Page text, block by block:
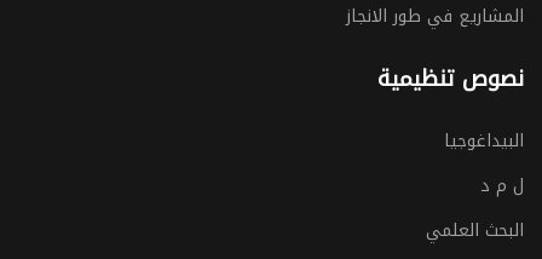
المشاريع في طور الانجاز
نصوص تنظيمية
البيداغوجيا
ل م د
البحث العلمي